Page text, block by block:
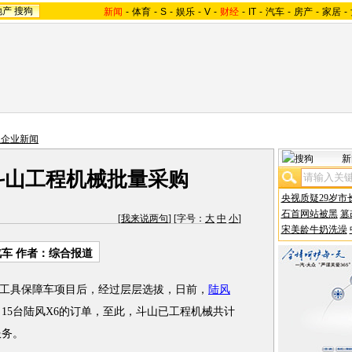
产 搜狗 新闻 - 体育 - S - 娱乐 - V - 财经 - IT - 汽车 - 房产 - 家居 -
业新闻
工程机械批量采购
[我来说两句] [字号： 大 中 小]
作者：综合报道
保障车项目后，经过层层选拔，日前， 陆风
台陆风X6的订单，至此，斗山已工程机械共计
。
央视质疑29岁市
石首网站被黑 篡
宋美龄牛奶洗澡